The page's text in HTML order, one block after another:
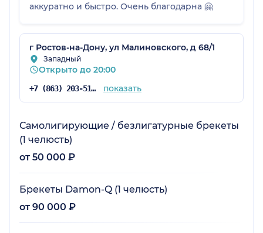
аккуратно и быстро. Очень благодарна 🤗
г Ростов-на-Дону, ул Малиновского, д 68/1
Западный
Открыто до 20:00
+7 (863) 203-51-20 показать
Самолигирующие / безлигатурные брекеты
(1 челюсть)
от 50 000 ₽
Брекеты Damon-Q (1 челюсть)
от 90 000 ₽